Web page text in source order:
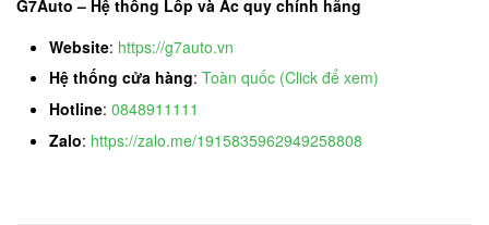
G7Auto – Hệ thống Lốp và Ắc quy chính hãng
Website: https://g7auto.vn
Hệ thống cửa hàng: Toàn quốc (Click để xem)
Hotline: 0848911111
Zalo: https://zalo.me/1915835962949258808